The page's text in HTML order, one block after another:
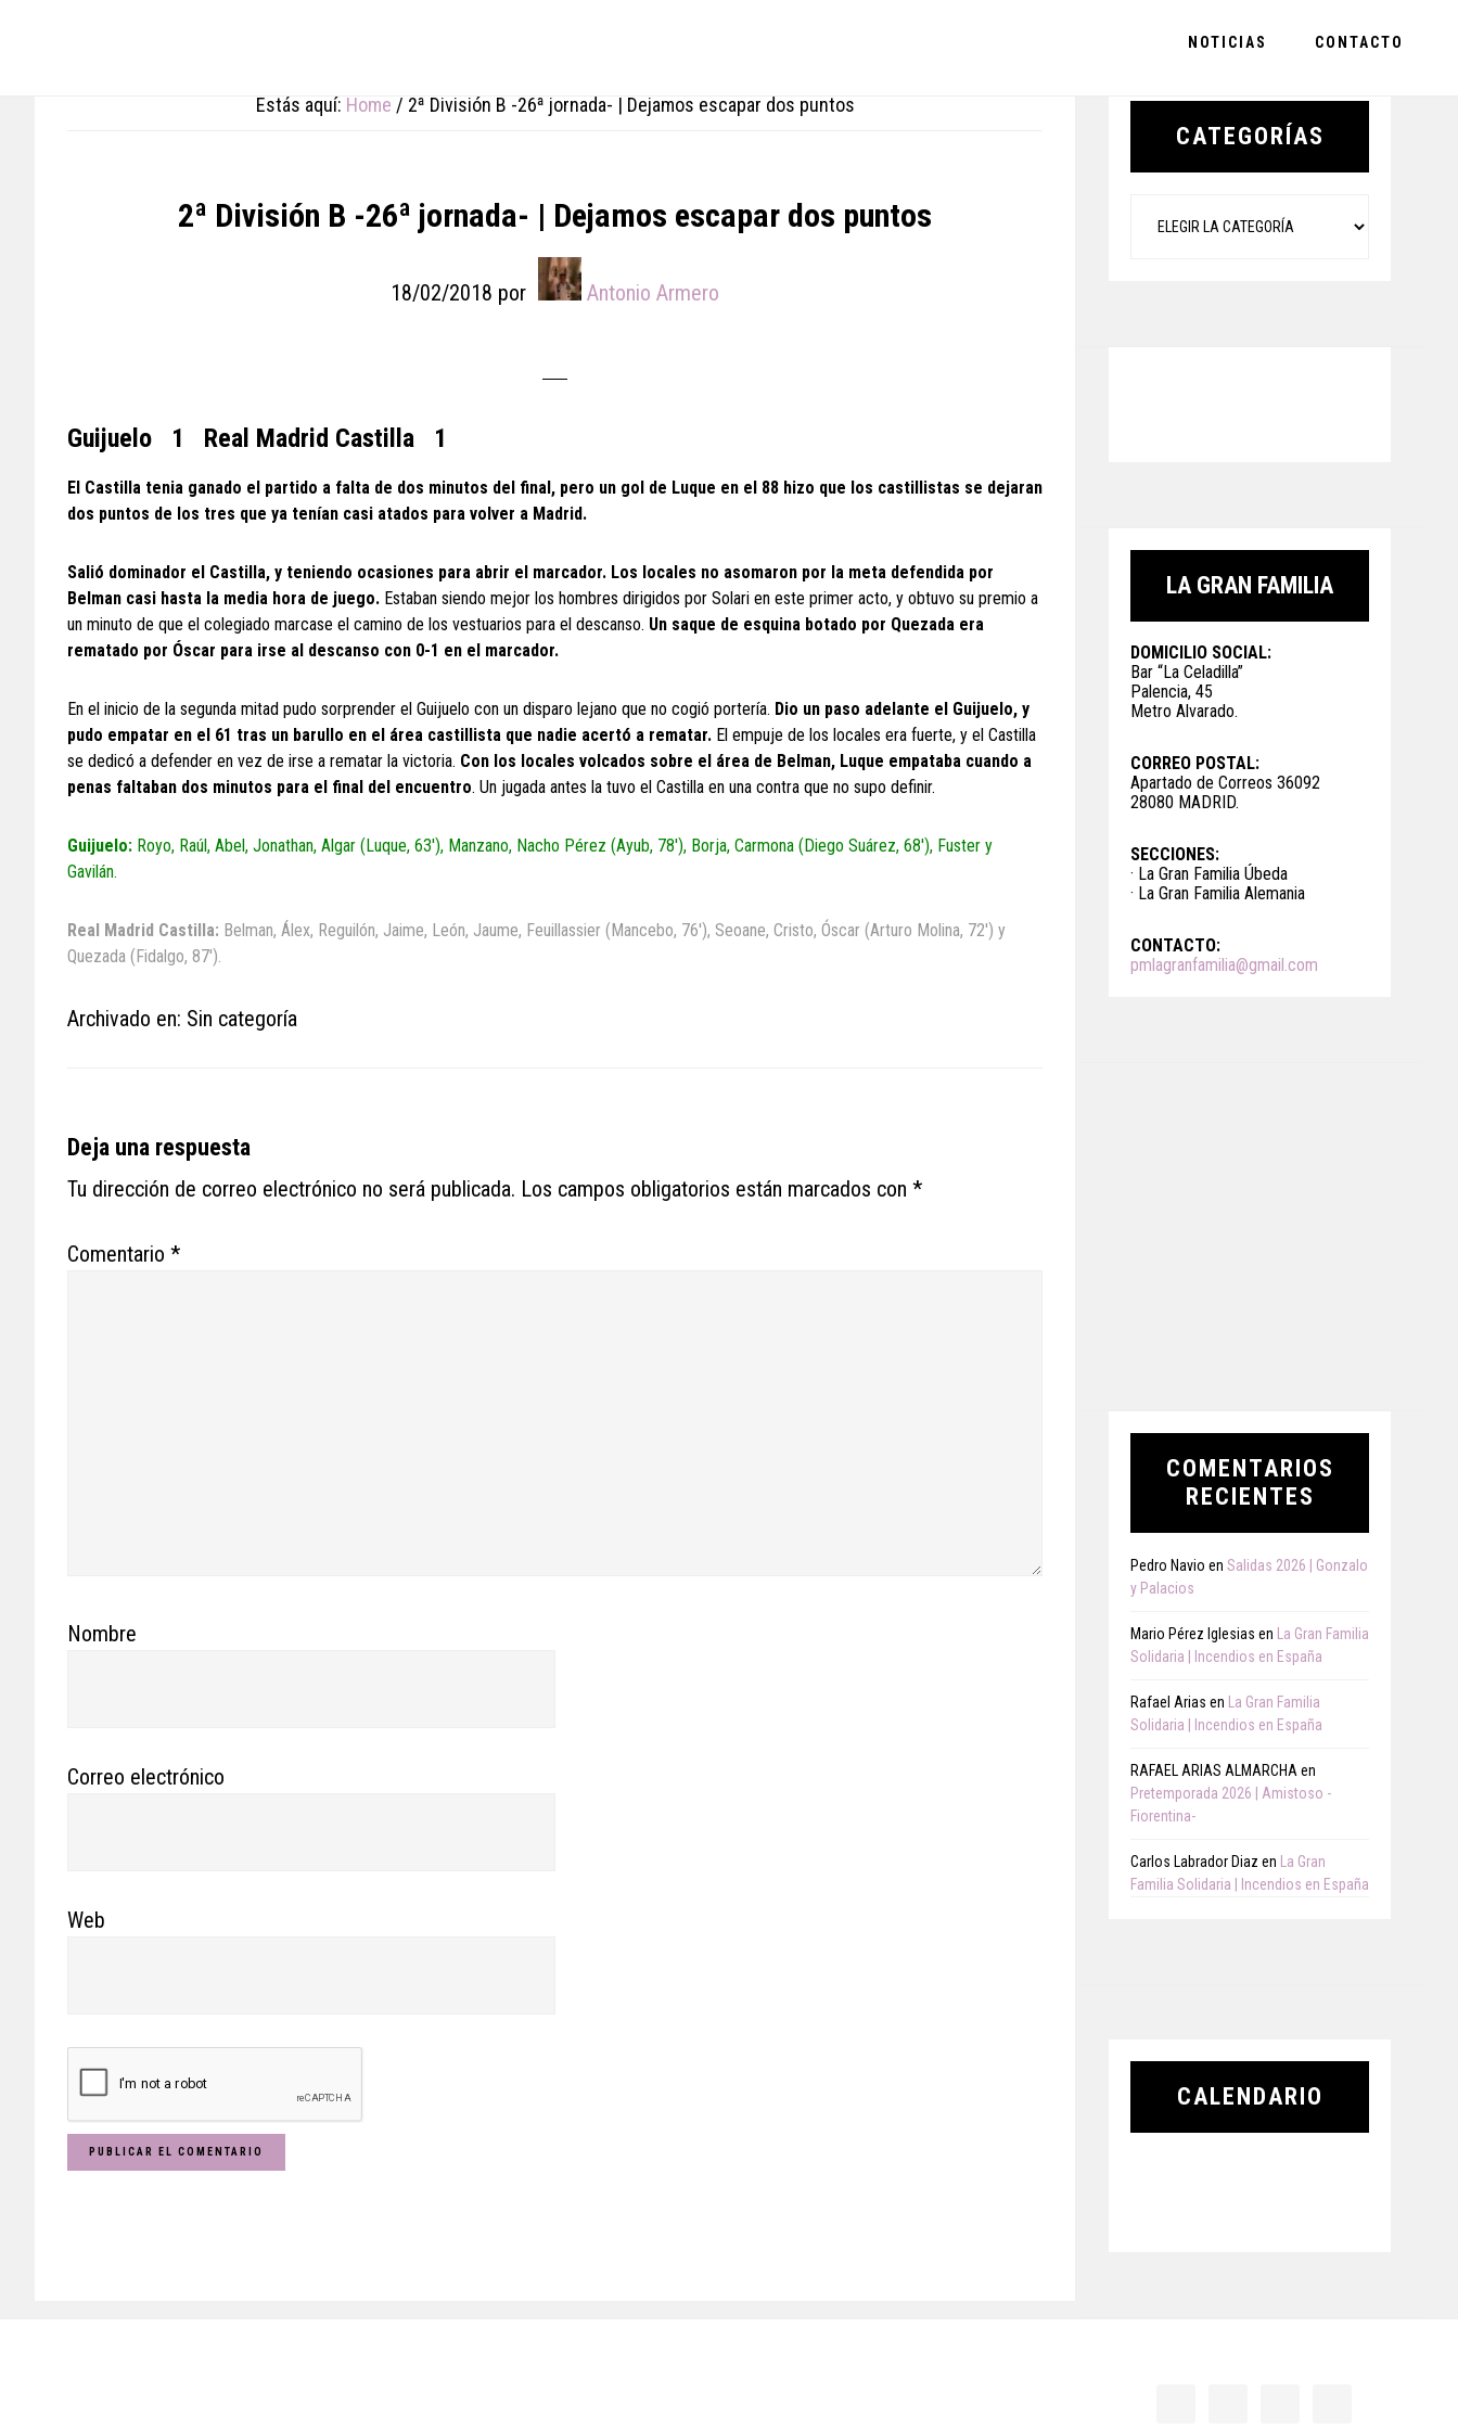
NOTICIAS CONTACTO
Estás aquí: Home / 2ª División B -26ª jornada- | Dejamos escapar dos puntos
2ª División B -26ª jornada- | Dejamos escapar dos puntos
18/02/2018 por Antonio Armero
Guijuelo 1 Real Madrid Castilla 1
El Castilla tenia ganado el partido a falta de dos minutos del final, pero un gol de Luque en el 88 hizo que los castillistas se dejaran
dos puntos de los tres que ya tenían casi atados para volver a Madrid.
Salió dominador el Castilla, y teniendo ocasiones para abrir el marcador. Los locales no asomaron por la meta defendida por
Belman casi hasta la media hora de juego. Estaban siendo mejor los hombres dirigidos por Solari en este primer acto, y obtuvo su premio a
un minuto de que el colegiado marcase el camino de los vestuarios para el descanso. Un saque de esquina botado por Quezada era
rematado por Óscar para irse al descanso con 0-1 en el marcador.
En el inicio de la segunda mitad pudo sorprender el Guijuelo con un disparo lejano que no cogió portería. Dio un paso adelante el Guijuelo, y
pudo empatar en el 61 tras un barullo en el área castillista que nadie acertó a rematar. El empuje de los locales era fuerte, y el Castilla
se dedicó a defender en vez de irse a rematar la victoria. Con los locales volcados sobre el área de Belman, Luque empataba cuando a
penas faltaban dos minutos para el final del encuentro. Un jugada antes la tuvo el Castilla en una contra que no supo definir.
Guijuelo: Royo, Raúl, Abel, Jonathan, Algar (Luque, 63′), Manzano, Nacho Pérez (Ayub, 78′), Borja, Carmona (Diego Suárez, 68′), Fuster y
Gavilán.
Real Madrid Castilla: Belman, Álex, Reguilón, Jaime, León, Jaume, Feuillassier (Mancebo, 76′), Seoane, Cristo, Óscar (Arturo Molina, 72′) y
Quezada (Fidalgo, 87′).
Archivado en: Sin categoría
Reader
Interactions
Deja una respuesta
Tu dirección de correo electrónico no será publicada. Los campos obligatorios están marcados con *
Comentario *
Nombre
Correo electrónico
Web
Primary
CATEGORÍAS
LA GRAN FAMILIA
DOMICILIO SOCIAL:
Bar “La Celadilla”
Palencia, 45
Metro Alvarado.
CORREO POSTAL:
Apartado de Correos 36092
28080 MADRID.
SECCIONES:
· La Gran Familia Úbeda
· La Gran Familia Alemania
CONTACTO:
pmlagranfamilia@gmail.com
COMENTARIOS
RECIENTES
Pedro Navio en Salidas 2026 | Gonzalo
y Palacios
Mario Pérez Iglesias en
La Gran Familia
Solidaria | Incendios en España
Rafael Arias en
La Gran Familia
Solidaria | Incendios en España
RAFAEL ARIAS ALMARCHA en
Pretemporada 2026 | Amistoso -
Fiorentina-
Carlos Labrador Diaz en
La Gran
Familia Solidaria | Incendios en España
CALENDARIO